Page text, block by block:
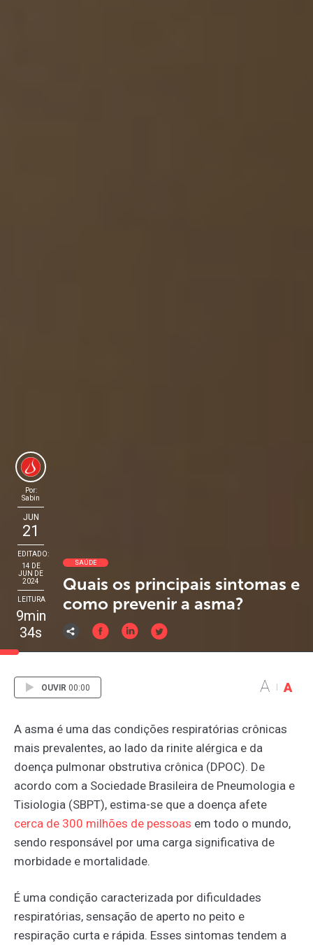
SAÚDE
Quais os principais sintomas e
como prevenir a asma?
Por:
Sabin
JUN
21
EDITADO:
14 DE
JUN DE
2024
LEITURA
9min
34s
OUVIR 00:00 A A
A asma é uma das condições respiratórias crônicas
mais prevalentes, ao lado da rinite alérgica e da
doença pulmonar obstrutiva crônica (DPOC). De
acordo com a Sociedade Brasileira de Pneumologia e
Tisiologia (SBPT), estima-se que a doença afete
cerca de 300 milhões de pessoas em todo o mundo,
sendo responsável por uma carga significativa de
morbidade e mortalidade.
É uma condição caracterizada por dificuldades
respiratórias, sensação de aperto no peito e
respiração curta e rápida. Esses sintomas tendem a